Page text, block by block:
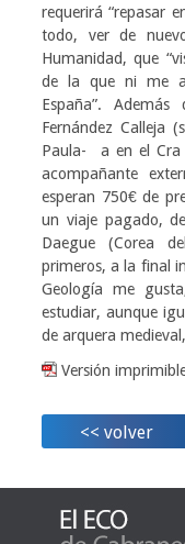
requerirá “repasar
todo, ver de
Humanidad, que
de la que ni me
España”.
Fernández Calleja
Paula- a en el Cra
acompañante
esperan 750€ de
un viaje pagado,
Daegue (Corea
primeros, a la final
Geología me
estudiar, aunque
de arquera
Versión
<< volver